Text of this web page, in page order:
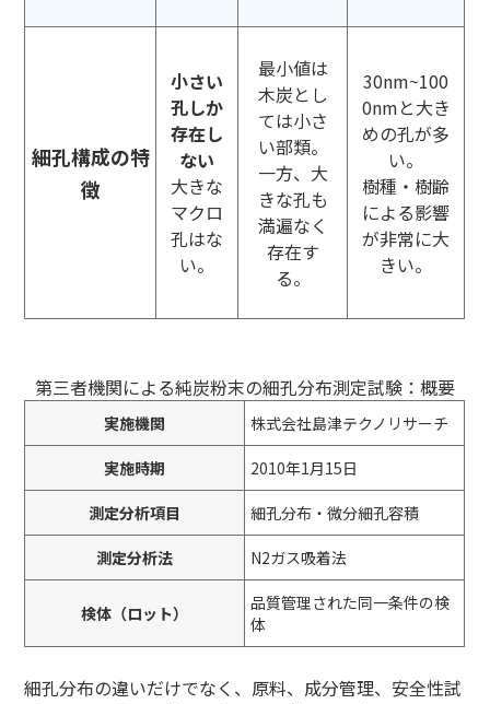
細孔構成の特
徴
小さい
孔しか
存在し
ない
大きな
マクロ
孔はな
い。
最小値は
木炭とし
ては小さ
い部類。
一方、大
きな孔も
満遍なく
存在す
る。
30nm~100
0nmと大き
めの孔が多
い。
樹種・樹齢
による影響
が非常に大
きい。
第三者機関による純炭粉末の細孔分布測定試験：概要
実施機関 株式会社島津テクノリサーチ
実施時期 2010年1月15日
測定分析項目 細孔分布・微分細孔容積
測定分析法 N2ガス吸着法
検体（ロット）
品質管理された同一条件の検
体
細孔分布の違いだけでなく、原料、成分管理、安全性試